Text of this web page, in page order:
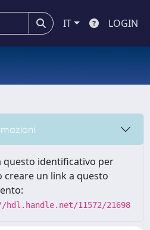
IT LOGIN
questo identificativo per
creare un link a questo
11572/21698